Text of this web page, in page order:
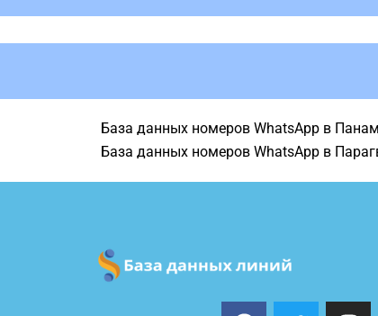
База данных номеров WhatsApp в
База данных номеров WhatsApp в